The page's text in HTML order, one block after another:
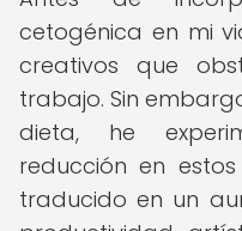
cetogénica en mi
creativos que
trabajo. Sin
dieta, he
reducción en
traducido en un